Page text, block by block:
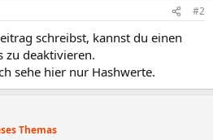
#2
schreibst, kannst du einen
zu deaktivieren.
sehe hier nur Hashwerte.
Themas